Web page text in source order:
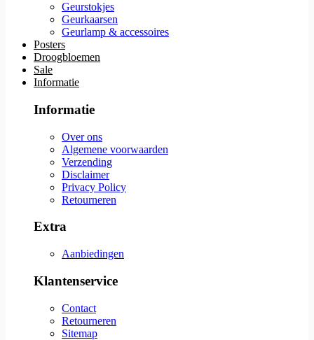
Geurstokjes
Geurkaarsen
Geurlamp & accessoires
Posters
Droogbloemen
Sale
Informatie
Informatie
Over ons
Algemene voorwaarden
Verzending
Disclaimer
Privacy Policy
Retourneren
Extra
Aanbiedingen
Klantenservice
Contact
Retourneren
Sitemap